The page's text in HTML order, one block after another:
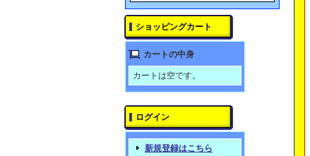
ショッピングカート
カートの中身
カートは空です。
ログイン
新規登録はこちら